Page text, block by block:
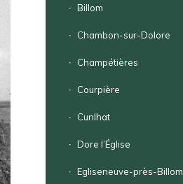
Billom
Chambon-sur-Dolore
Champétières
Courpière
Cunlhat
Dore l’Église
Egliseneuve-près-Billom